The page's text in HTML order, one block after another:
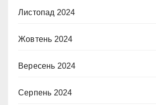
Листопад 2024
Жовтень 2024
Вересень 2024
Серпень 2024